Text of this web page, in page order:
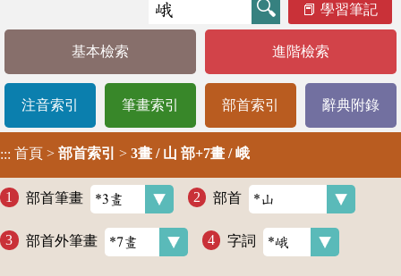
學習筆記
基本檢索 進階檢索
注音索引 筆畫索引 部首索引 辭典附錄
::: 首頁 > 部首索引 > 3畫 / 山 部+7畫 / 峨
部首筆畫 部首
部首外筆畫 字詞